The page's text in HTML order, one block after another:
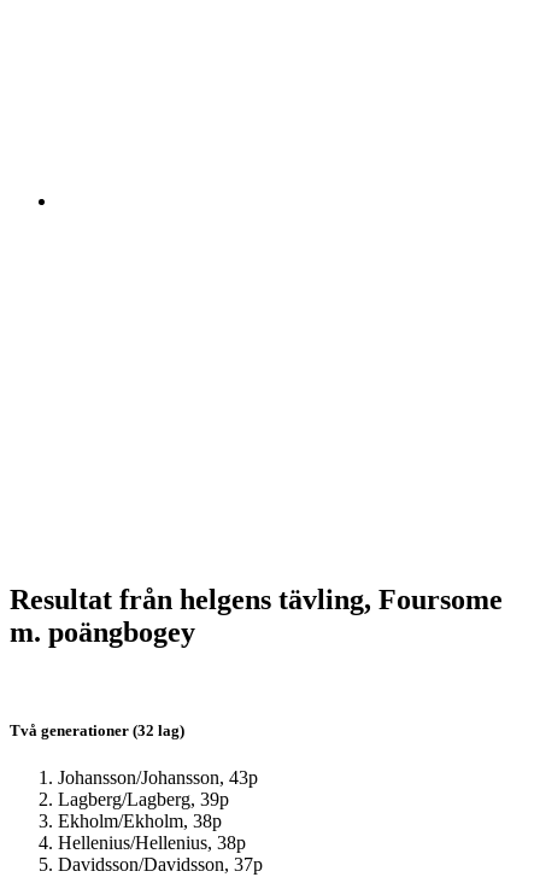
Resultat från helgens tävling, Foursome
m. poängbogey
Två generationer (32 lag)
Johansson/Johansson, 43p
Lagberg/Lagberg, 39p
Ekholm/Ekholm, 38p
Hellenius/Hellenius, 38p
Davidsson/Davidsson, 37p